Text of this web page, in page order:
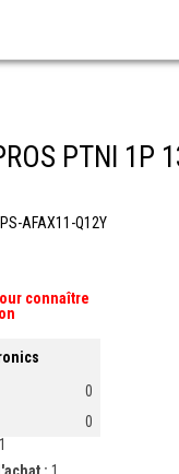
PTNI 1P
PS-AFAX11-Q12Y
connaître
0
0
1
: 1